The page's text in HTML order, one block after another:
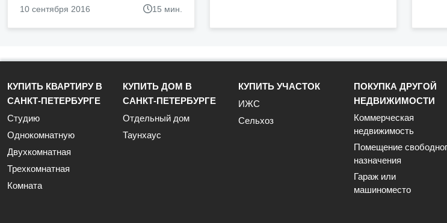
10 сентября 2016 15 мин.
КУПИТЬ КВАРТИРУ В
САНКТ-ПЕТЕРБУРГЕ
Студию
Однокомнатную
Двухкомнатная
Трехкомнатная
Комната
КУПИТЬ ДОМ В
САНКТ-ПЕТЕРБУРГЕ
Отдельный дом
Таунхаус
КУПИТЬ УЧАСТОК
ИЖС
Сельхоз
ПОКУПКА ДРУГОЙ
НЕДВИЖИМОСТИ
Коммерческая
недвижимость
Помещение
назначения
Гараж или
машиноместо